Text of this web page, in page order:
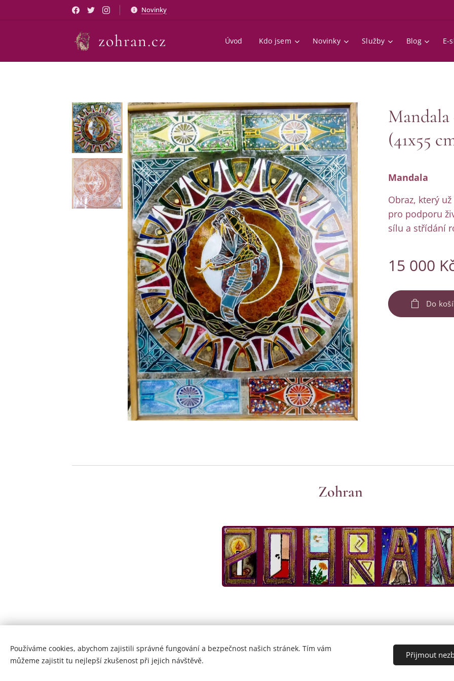
Novinky
zohran.cz Úvod Kdo jsem Novinky Služby Blog E-
(41x55
Mandala
Obraz, který
pro podporu
sílu a střídání
15 000
Do
Zohran
© Copyright by Zohran 2024 | Všechna práva vyhrazena.
Cookies
Používáme cookies, abychom zajistili správné fungování a bezpečnost našich stránek. Tím vám
můžeme zajistit tu nejlepší zkušenost při jejich návštěvě.
Přijmout